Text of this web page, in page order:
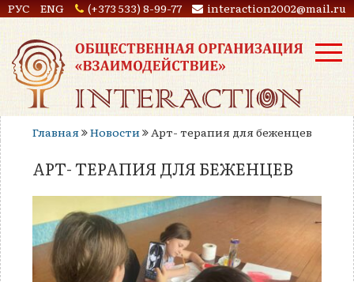
РУС ENG (+373 533) 8-99-77 interaction2002@mail.ru
Главная Новости Арт- терапия для беженцев
АРТ- ТЕРАПИЯ ДЛЯ БЕЖЕНЦЕВ